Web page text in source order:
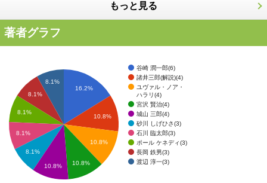
もっと見る
著者グラフ
谷崎 潤一郎(6)
諸井三郎(解説)(4)
ユヴァル・ノア・
ハラリ(4)
宮沢 賢治(4)
城山 三郎(4)
砂川 しげひさ(3)
石川 臨太郎(3)
ポール ケネディ(3)
長岡 鉄男(3)
渡辺 淳一(3)
16.2%
10.8%
10.8%
10.8%
8.1%
8.1%
8.1%
8.1%
8.1%
10.8%